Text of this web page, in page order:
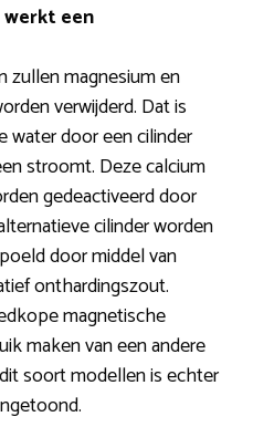
een
zullen magnesium en
verwijderd. Dat is
water door een cilinder
stroomt. Deze calcium
gedeactiveerd door
cilinder worden
door middel van
onthardingszout.
magnetische
maken van een andere
soort modellen is echter